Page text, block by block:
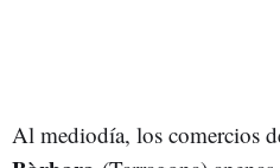
Al mediodía, los comercios